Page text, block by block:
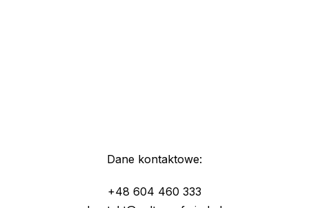
Dane kontaktowe:
+48 604 460 333